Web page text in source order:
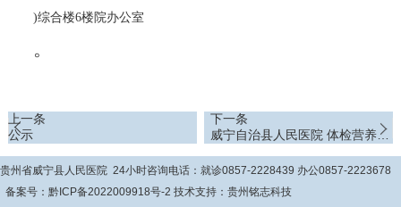
)综合楼6楼院办公室
。
上一条
公示
下一条
威宁自治县人民医院 体检营养包
贵州省威宁县人民医院 24小时咨询电话：就诊0857-2228439 办公0857-2223678
备案号： 黔ICP备2022009918号-2 技术支持： 贵州铭志科技